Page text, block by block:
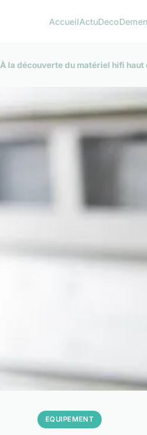
AccueilActuDeco
À la découverte du matériel hifi
EQUIPEMENT